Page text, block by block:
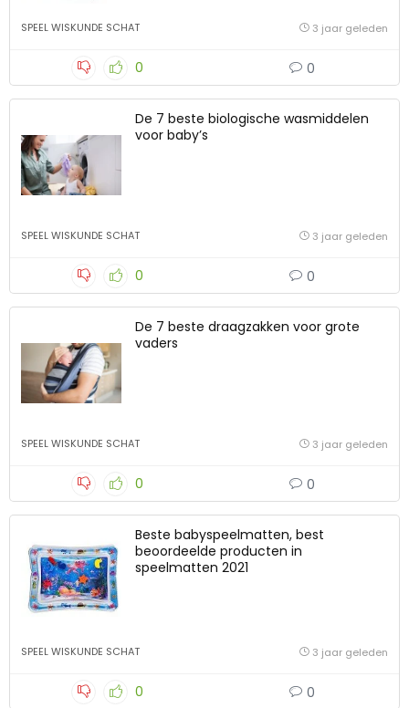
SPEEL WISKUNDE SCHAT 3 jaar geleden
0 0
De 7 beste biologische wasmiddelen
voor baby’s
SPEEL WISKUNDE SCHAT 3 jaar geleden
0 0
De 7 beste draagzakken voor grote
vaders
SPEEL WISKUNDE SCHAT 3 jaar geleden
0 0
Beste babyspeelmatten, best
beoordeelde producten in
speelmatten 2021
SPEEL WISKUNDE SCHAT 3 jaar geleden
0 0